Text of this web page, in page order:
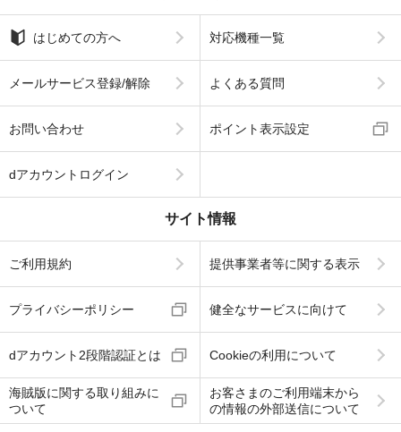
はじめての方へ 対応機種一覧
メールサービス登録/解除 よくある質問
お問い合わせ ポイント表示設定
dアカウントログイン
サイト情報
ご利用規約 提供事業者等に関する表示
プライバシーポリシー 健全なサービスに向けて
dアカウント2段階認証とは Cookieの利用について
海賊版に関する取り組みに
ついて
お客さまのご利用端末から
の情報の外部送信について